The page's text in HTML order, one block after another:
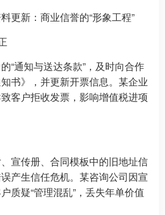
更新：商业信誉的“形象工程”
“通知与送达条款”，及时向合作
书》，并更新开票信息。某企业
客户拒收发票，影响增值税进项
宣传册、合同模板中的旧地址信
产生信任危机。某咨询公司因宣
质疑“管理混乱”，丢失年单价值